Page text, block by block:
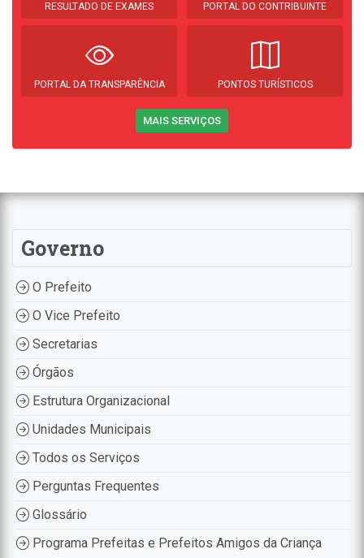
RESULTADO DE EXAMES PORTAL DO CONTRIBUINTE
PORTAL DA TRANSPARÊNCIA PONTOS TURÍSTICOS
MAIS SERVIÇOS
Governo
O Prefeito
O Vice Prefeito
Secretarias
Órgãos
Estrutura Organizacional
Unidades Municipais
Todos os Serviços
Perguntas Frequentes
Glossário
Programa Prefeitas e Prefeitos Amigos da Criança